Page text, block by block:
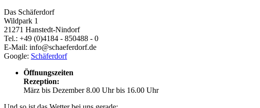
Das Schäferdorf
Wildpark 1
21271 Hanstedt-Nindorf
Tel.: +49 (0)4184 - 850488 - 0
E-Mail: info@schaeferdorf.de
Google: Schäferdorf
Öffnungszeiten
Rezeption:
März bis Dezember 8.00 Uhr bis 16.00 Uhr